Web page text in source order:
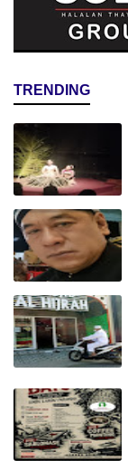
TRENDING